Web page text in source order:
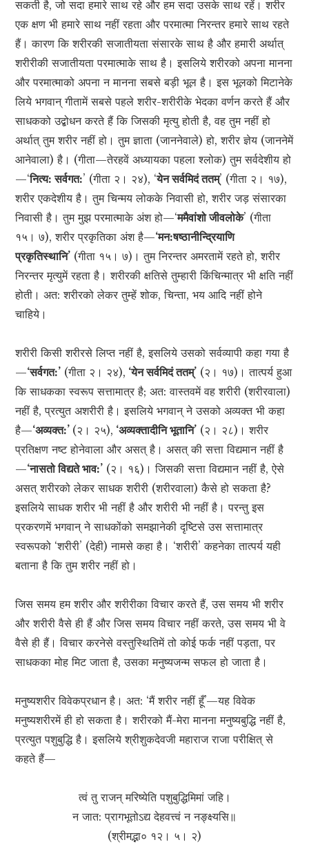
सकती है, जो सदा हमारे साथ रहे और हम सदा उसके साथ रहें। शरीर
एक क्षण भी हमारे साथ नहीं रहता और परमात्मा निरन्तर हमारे साथ रहते
हैं। कारण कि शरीरकी सजातीयता संसारके साथ है और हमारी अर्थात्
शरीरीकी सजातीयता परमात्माके साथ है। इसलिये शरीरको अपना मानना
और परमात्माको अपना न मानना सबसे बड़ी भूल है। इस भूलको मिटानेके
लिये भगवान् गीतामें सबसे पहले शरीर-शरीरीके भेदका वर्णन करते हैं और
साधकको उद्बोधन करते हैं कि जिसकी मृत्यु होती है, वह तुम नहीं हो
अर्थात् तुम शरीर नहीं हो। तुम ज्ञाता (जाननेवाले) हो, शरीर ज्ञेय (जाननेमें
आनेवाला) है। (गीता—तेरहवें अध्यायका पहला श्लोक) तुम सर्वदेशीय हो
—‘नित्य: सर्वगत:’ (गीता २। २४), ‘येन सर्वमिदं ततम्’ (गीता २। १७),
शरीर एकदेशीय है। तुम चिन्मय लोकके निवासी हो, शरीर जड़ संसारका
निवासी है। तुम मुझ परमात्माके अंश हो—‘ममैवांशो जीवलोके’ (गीता
१५। ७), शरीर प्रकृतिका अंश है—‘मन:षष्ठानीन्द्रियाणि
प्रकृतिस्थानि’ (गीता १५। ७)। तुम निरन्तर अमरतामें रहते हो, शरीर
निरन्तर मृत्युमें रहता है। शरीरकी क्षतिसे तुम्हारी किंचिन्मात्र भी क्षति नहीं
होती। अत: शरीरको लेकर तुम्हें शोक, चिन्ता, भय आदि नहीं होने
चाहिये।
शरीरी किसी शरीरसे लिप्त नहीं है, इसलिये उसको सर्वव्यापी कहा गया है
—‘सर्वगत:’ (गीता २। २४), ‘येन सर्वमिदं ततम्’ (२। १७)। तात्पर्य हुआ
कि साधकका स्वरूप सत्तामात्र है; अत: वास्तवमें वह शरीरी (शरीरवाला)
नहीं है, प्रत्युत अशरीरी है। इसलिये भगवान् ने उसको अव्यक्त भी कहा
है—‘अव्यक्त:’ (२। २५), ‘अव्यक्तादीनि भूतानि’ (२। २८)। शरीर
प्रतिक्षण नष्ट होनेवाला और असत् है। असत् की सत्ता विद्यमान नहीं है
—‘नासतो विद्यते भाव:’ (२। १६)। जिसकी सत्ता विद्यमान नहीं है, ऐसे
असत् शरीरको लेकर साधक शरीरी (शरीरवाला) कैसे हो सकता है?
इसलिये साधक शरीर भी नहीं है और शरीरी भी नहीं है। परन्तु इस
प्रकरणमें भगवान् ने साधकोंको समझानेकी दृष्टिसे उस सत्तामात्र
स्वरूपको ‘शरीरी’ (देही) नामसे कहा है। ‘शरीरी’ कहनेका तात्पर्य यही
बताना है कि तुम शरीर नहीं हो।
जिस समय हम शरीर और शरीरीका विचार करते हैं, उस समय भी शरीर
और शरीरी वैसे ही हैं और जिस समय विचार नहीं करते, उस समय भी वे
वैसे ही हैं। विचार करनेसे वस्तुस्थितिमें तो कोई फर्क नहीं पड़ता, पर
साधकका मोह मिट जाता है, उसका मनुष्यजन्म सफल हो जाता है।
मनुष्यशरीर विवेकप्रधान है। अत: ‘मैं शरीर नहीं हूँ’—यह विवेक
मनुष्यशरीरमें ही हो सकता है। शरीरको मैं-मेरा मानना मनुष्यबुद्धि नहीं है,
प्रत्युत पशुबुद्धि है। इसलिये श्रीशुकदेवजी महाराज राजा परीक्षित् से
कहते हैं—
त्वं तु राजन् मरिष्येति पशुबुद्धिमिमां जहि।
न जात: प्रागभूतोऽद्य देहवत्त्वं न नङ्क्ष्यसि॥
(श्रीमद्भा० १२। ५। २)